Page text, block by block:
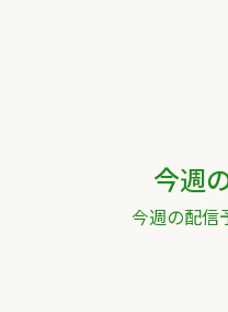
今週
今週の配信